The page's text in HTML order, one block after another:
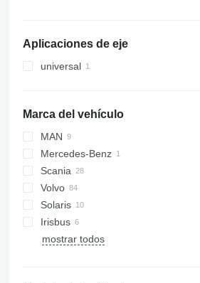
Aplicaciones de eje
universal
Marca del vehículo
MAN
Mercedes-Benz
Scania
Volvo
Solaris
Irisbus
mostrar todos